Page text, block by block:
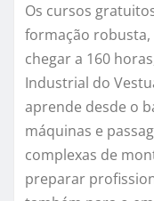
Os cursos
formação
chegar a 160
Industrial do
aprende desde o
máquinas e
complexas de
preparar